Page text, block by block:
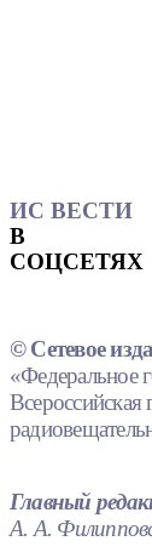
ИС ВЕСТИ
В
СОЦСЕТЯХ
© Сетевое
«Федеральное
Всероссийская
Главный
А. А.